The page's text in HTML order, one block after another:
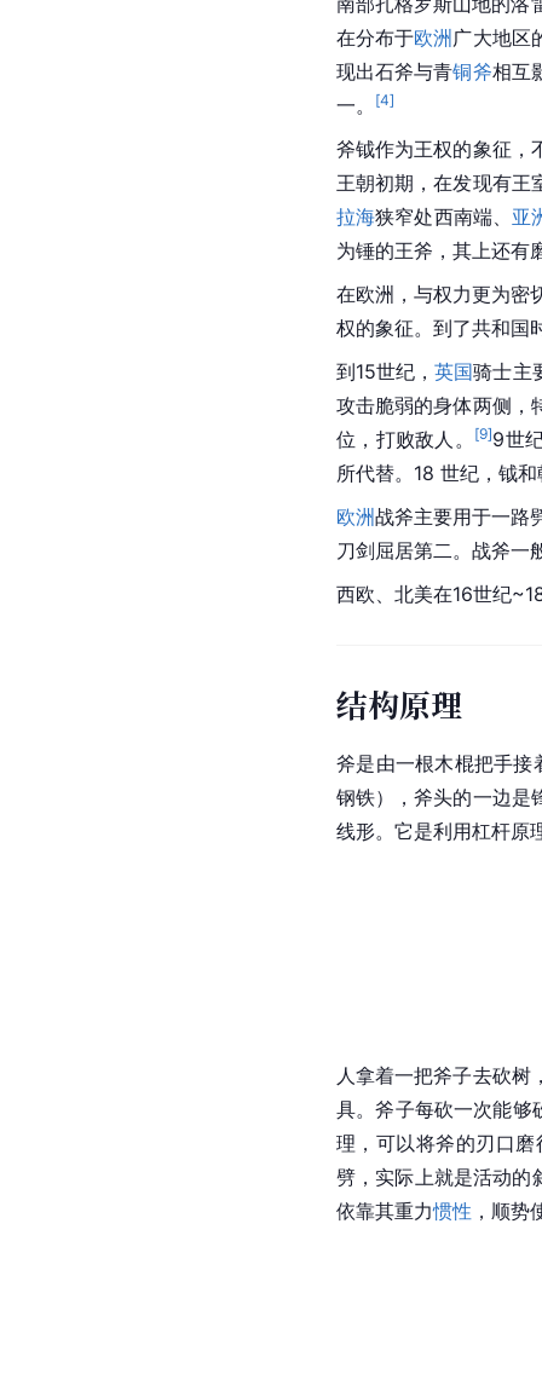
在分布于欧洲 广大地区
现出石斧与青铜斧相互
一。
[4]
斧钺作为王权的象征，
王朝初期，在发现有王
拉海狭窄处西南端、 亚
为锤的王斧，其上还有
在欧洲，与权力更为密
权的象征。到了共和国
到15世纪，英国骑士主
攻击脆弱的身体两侧，
位，打败敌人。
[9]9世
所代替。18 世纪，钺
欧洲战斧主要用于一路
刀剑屈居第二。战斧一
西欧、北美在16世纪
结构原理
斧是由一根木棍把手接
钢铁），斧头的一边是
线形。它是利用杠杆原
人拿着一把斧子去砍树
具。斧子每砍一次能
理，可以将斧的刃口
劈，实际上就是活动的
依靠其重力惯性 ，顺势